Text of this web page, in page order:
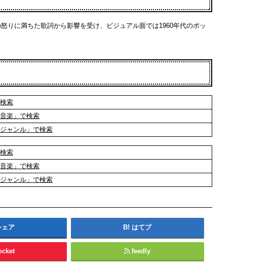
りに満ちた歌詞から影響を受け、ビジュアル面では1960年代のポッ
索
楽」で検索
ャンル」で検索
索
楽」で検索
ャンル」で検索
ェア はてブ
feedly